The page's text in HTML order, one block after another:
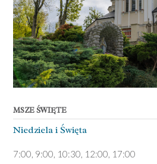
MSZE ŚWIĘTE
Niedziela ­i Święta
7:00, 9:00, 10:30, 12:00, 17:00